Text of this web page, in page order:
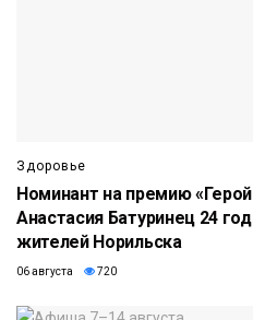
Здоровье
Номинант на премию
Анастасия Батуринец 24
жителей Норильска
06 августа 720